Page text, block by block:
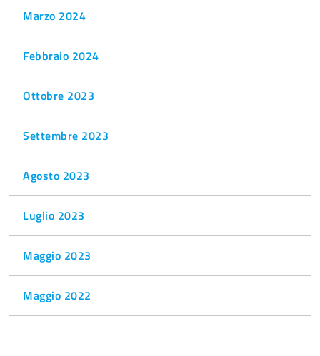
Marzo 2024
Febbraio 2024
Ottobre 2023
Settembre 2023
Agosto 2023
Luglio 2023
Maggio 2023
Maggio 2022